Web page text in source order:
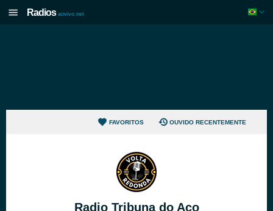
Radios aovivo.net
FAVORITOS OUVIDO RECENTEMENTE
Radio Tribuna do Aço